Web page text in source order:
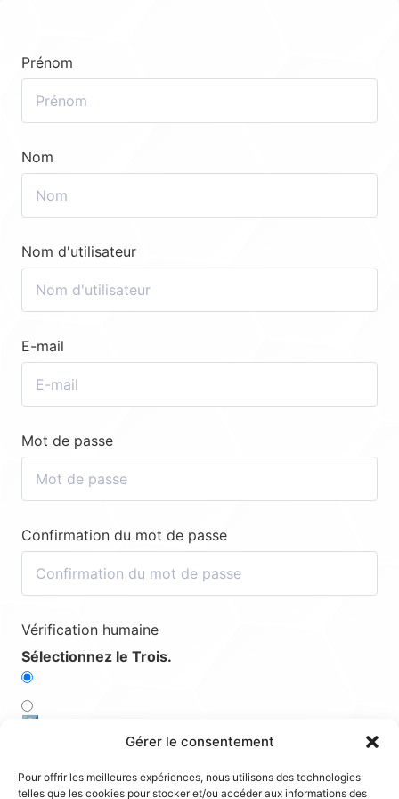
Gérer le consentement
Pour offrir les meilleures expériences, nous utilisons des technologies
telles que les cookies pour stocker et/ou accéder aux informations des
Prénom
Nom
Nom d'utilisateur
E-mail
Mot de passe
Confirmation du mot de passe
Vérification humaine
Sélectionnez le Trois.
3️⃣